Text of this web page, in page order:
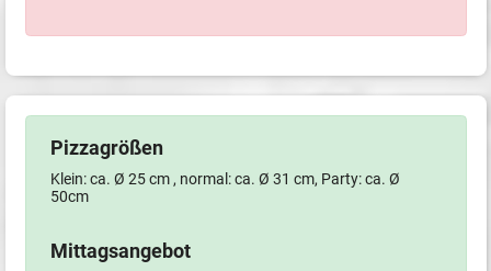
Pizzagrößen
Klein: ca. Ø 25 cm , normal: ca. Ø 31 cm, Party: ca. Ø
50cm
Mittagsangebot